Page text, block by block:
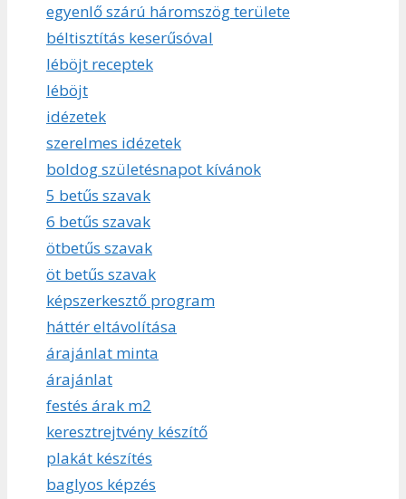
egyenlő szárú háromszög területe
béltisztítás keserűsóval
léböjt receptek
léböjt
idézetek
szerelmes idézetek
boldog születésnapot kívánok
5 betűs szavak
6 betűs szavak
ötbetűs szavak
öt betűs szavak
képszerkesztő program
háttér eltávolítása
árajánlat minta
árajánlat
festés árak m2
keresztrejtvény készítő
plakát készítés
baglyos képzés